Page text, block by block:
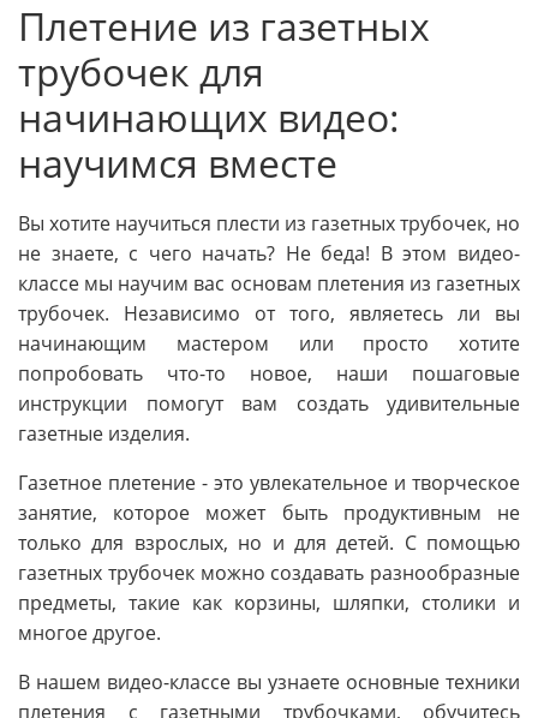
Плетение из газетных
трубочек для
начинающих видео:
научимся вместе
Вы хотите научиться плести из газетных трубочек, но
не знаете, с чего начать? Не беда! В этом видео-
классе мы научим вас основам плетения из газетных
трубочек. Независимо от того, являетесь ли вы
начинающим мастером или просто хотите
попробовать что-то новое, наши пошаговые
инструкции помогут вам создать удивительные
газетные изделия.
Газетное плетение - это увлекательное и творческое
занятие, которое может быть продуктивным не
только для взрослых, но и для детей. С помощью
газетных трубочек можно создавать разнообразные
предметы, такие как корзины, шляпки, столики и
многое другое.
В нашем видео-классе вы узнаете основные техники
плетения с газетными трубочками, обучитесь